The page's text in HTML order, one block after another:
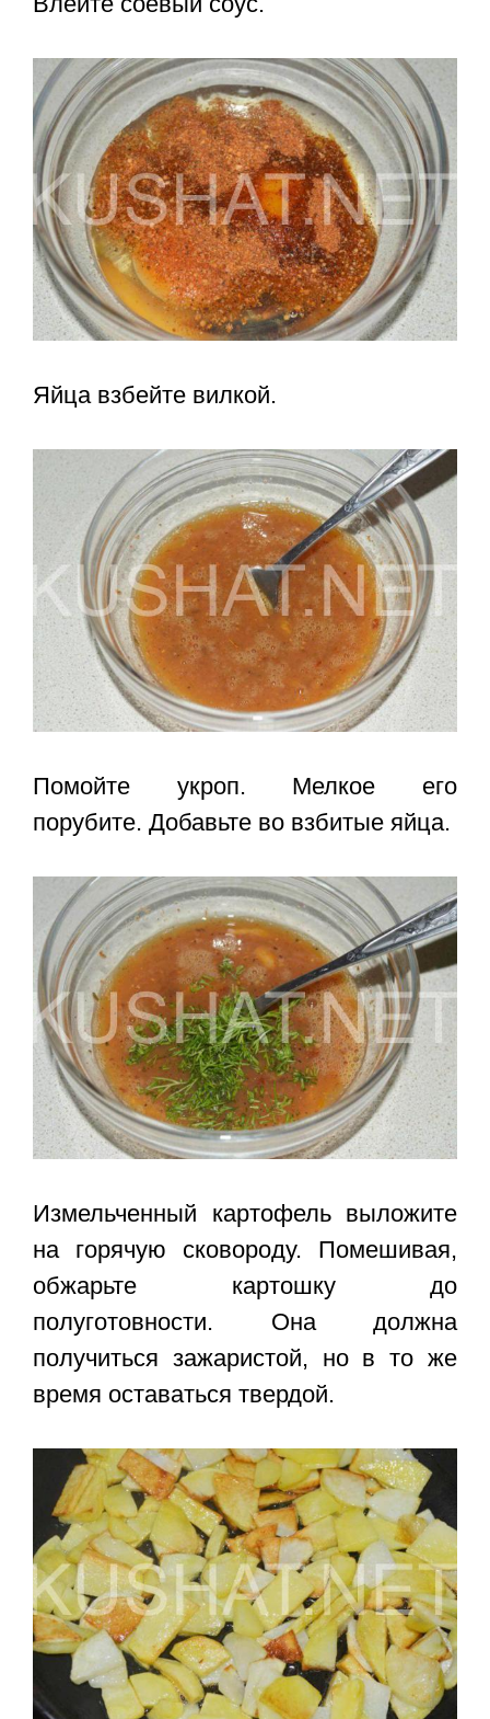
Яйца взбейте вилкой.
Помойте укроп. Мелкое его
порубите. Добавьте во взбитые яйца.
Измельченный картофель выложите
на горячую сковороду. Помешивая,
обжарьте картошку до
полуготовности. Она должна
получиться зажаристой, но в то же
время оставаться твердой.